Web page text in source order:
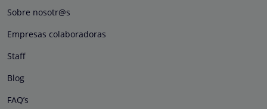
Sobre nosotr@s
Empresas colaboradoras
Staff
Blog
FAQ’s